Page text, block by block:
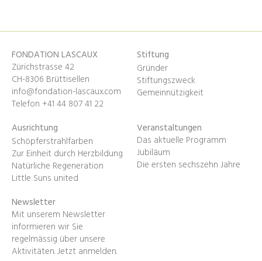
FONDATION LASCAUX
Zürichstrasse 42
CH-8306 Brüttisellen
info@fondation-lascaux.com
Telefon +41 44 807 41 22
Stiftung
Gründer
Stiftungszweck
Gemeinnützigkeit
Ausrichtung
Schöpferstrahlfarben
Zur Einheit durch Herzbildung
Natürliche Regeneration
Little Suns united
Veranstaltungen
Das aktuelle Programm
Jubiläum
Die ersten sechszehn Jahre
Newsletter
Mit unserem Newsletter
informieren wir Sie
regelmässig über unsere
Aktivitäten.Jetzt anmelden.